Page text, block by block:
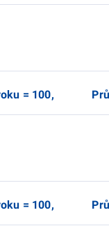
roku = 100,
roku = 100,